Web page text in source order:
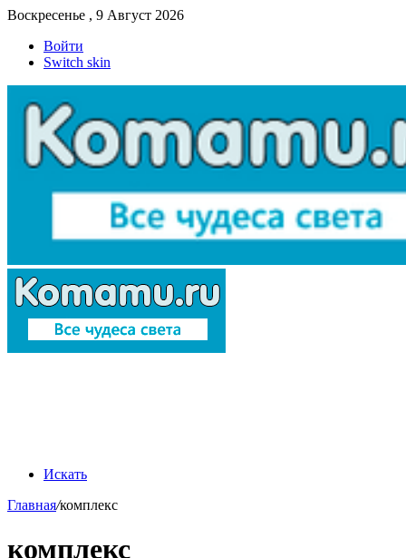
Воскресенье , 9 Август 2026
Войти
Switch skin
Искать
Главная/комплекс
комплекс